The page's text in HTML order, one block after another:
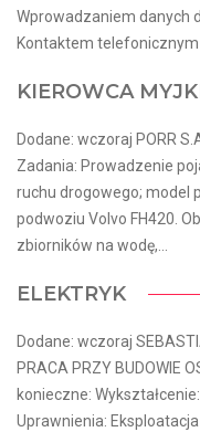
Wprowadzaniem danych
Kontaktem telefonicznym
KIEROWCA
Dodane: wczoraj PORR
Zadania: Prowadzenie
ruchu drogowego; model
podwoziu Volvo FH420.
zbiorników na wodę,...
ELEKTRYK
Dodane: wczoraj
PRACA PRZY BUDOWIE
konieczne:
Uprawnienia: